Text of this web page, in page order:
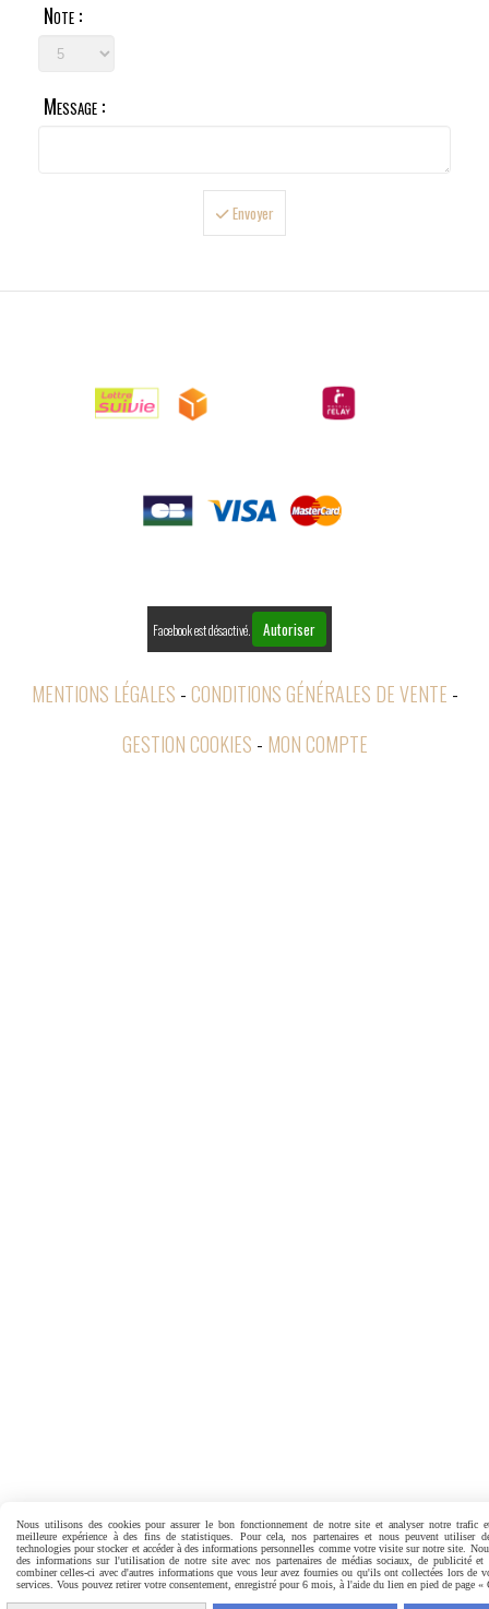
Note :
Message :
Envoyer
Facebook est désactivé. Autoriser
MENTIONS LÉGALES CONDITIONS GÉNÉRALES DE VENTE
GESTION COOKIES
MON COMPTE
Nous utilisons des cookies pour assurer le bon fonctionnement de notre site et analyser notre trafic
meilleure expérience à des fins de statistiques. Pour cela, nos partenaires et nous peuvent utiliser
technologies pour stocker et accéder à des informations personnelles comme votre visite sur notre site.
des informations sur l'utilisation de notre site avec nos partenaires de médias sociaux, de publicité et
combiner celles-ci avec d'autres informations que vous leur avez fournies ou qu'ils ont collectées lors de
services. Vous pouvez retirer votre consentement, enregistré pour 6 mois, à l'aide du lien en pied de page